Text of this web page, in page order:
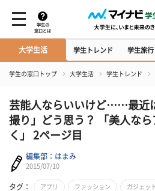
学生の
窓口とは
大学生活 学生トレンド 学生旅行
学生の窓口トップ 大学生活 学生トレンド
芸能人ならいいけど……最近
撮り」どう思う？ 「美人な
く」 2ページ目
編集部：はまみ
2015/07/10
タグ： アプリ ファッション ガジェッ